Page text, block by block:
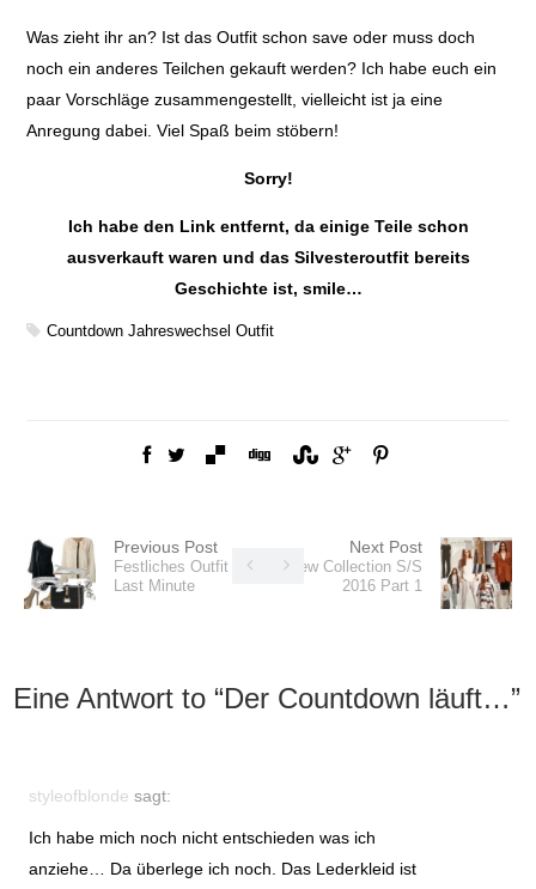
Was zieht ihr an? Ist das Outfit schon save oder muss doch
noch ein anderes Teilchen gekauft werden? Ich habe euch ein
paar Vorschläge zusammengestellt, vielleicht ist ja eine
Anregung dabei. Viel Spaß beim stöbern!
Sorry!
Ich habe den Link entfernt, da einige Teile schon
ausverkauft waren und das Silvesteroutfit bereits
Geschichte ist, smile…
Countdown Jahreswechsel Outfit
Previous Post
Festliches Outfit –
Last Minute
Next Post
New Collection S/S
2016 Part 1
Eine Antwort to “Der Countdown läuft…”
styleofblonde sagt:
Ich habe mich noch nicht entschieden was ich
anziehe… Da überlege ich noch. Das Lederkleid ist